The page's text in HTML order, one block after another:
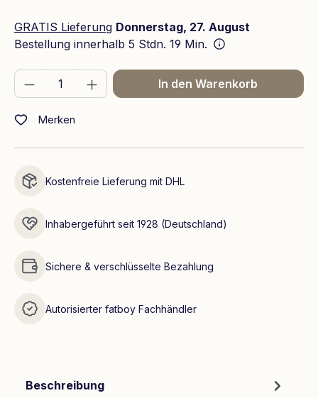
GRATIS Lieferung Donnerstag, 27. August
Bestellung innerhalb 5 Stdn. 19 Min.
Produkt Anzahl: Gib den gewünschten
In den Warenkorb
Merken
Kostenfreie Lieferung mit DHL
Inhabergeführt seit 1928 (Deutschland)
Sichere & verschlüsselte Bezahlung
Autorisierter fatboy Fachhändler
Beschreibung